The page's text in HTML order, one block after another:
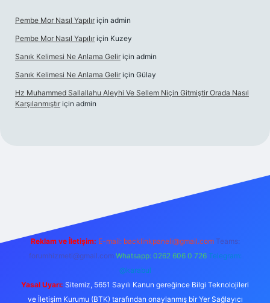
Pembe Mor Nasıl Yapılır için admin
Pembe Mor Nasıl Yapılır için Kuzey
Sanık Kelimesi Ne Anlama Gelir için admin
Sanık Kelimesi Ne Anlama Gelir için Gülay
Hz Muhammed Sallallahu Aleyhi Ve Sellem Niçin Gitmiştir Orada Nasıl
Karşılanmıştır için admin
Reklam ve İletişim: E-mail: backlinkpaneli@gmail.com Teams:
forumhizmeti@gmail.com Whatsapp: 0262 606 0 726 Telegram:
@karabul
Yasal Uyarı: Sitemiz, 5651 Sayılı Kanun gereğince Bilgi Teknolojileri
ve İletişim Kurumu (BTK) tarafından onaylanmış bir Yer Sağlayıcı